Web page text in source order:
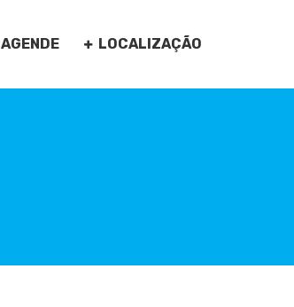
AGENDE LOCALIZAÇÃO